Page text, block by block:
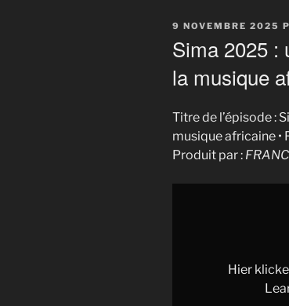
PUBLIÉ
9 NOVEMBRE 2025
Sima 2025 :
la musique
Titre de l’épisode :
musique africaine •
Produit par :
Hier